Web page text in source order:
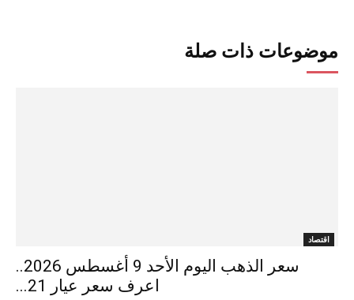
موضوعات ذات صلة
اقتصاد
سعر الذهب اليوم الأحد 9 أغسطس 2026..
اعرف سعر عيار 21...